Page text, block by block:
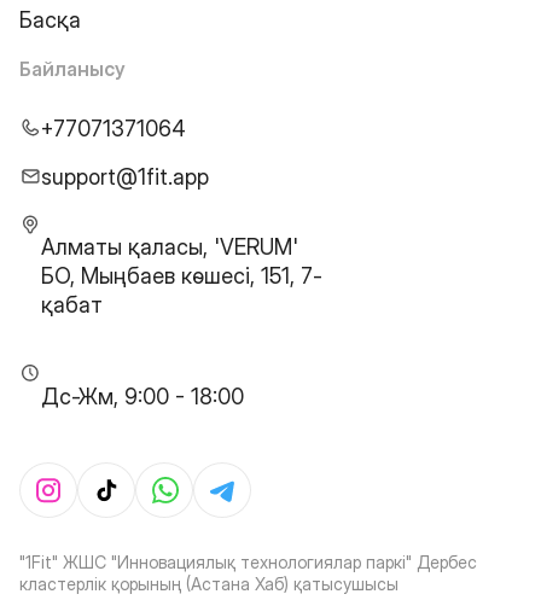
Басқа
Байланысу
+77071371064
support@1fit.app
Алматы қаласы, 'VERUM'
БО, Мыңбаев көшесі, 151, 7-
қабат
Дс-Жм, 9:00 - 18:00
"1Fit" ЖШС "Инновациялық технологиялар паркі" Дербес
кластерлік қорының (Астана Хаб) қатысушысы